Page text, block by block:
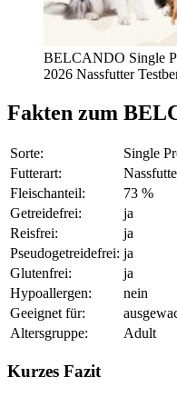
BELCANDO Single
2026 Nassfutter
Fakten zum
Sorte:
Single
Futterart:
Fleischanteil:
73 %
Getreidefrei:
ja
Reisfrei:
ja
Pseudogetreidefrei: ja
Glutenfrei:
ja
Hypoallergen:
nein
Geeignet für:
Altersgruppe:
Adult
Kurzes Fazit